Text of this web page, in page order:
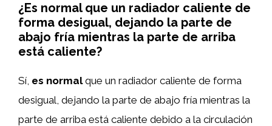
¿Es normal que un radiador caliente de
forma desigual, dejando la parte de
abajo fría mientras la parte de arriba
está caliente?
Sí, es normalque un radiador caliente de forma
desigual, dejando la parte de abajo fría mientras la
parte de arriba está caliente debido a la circulación